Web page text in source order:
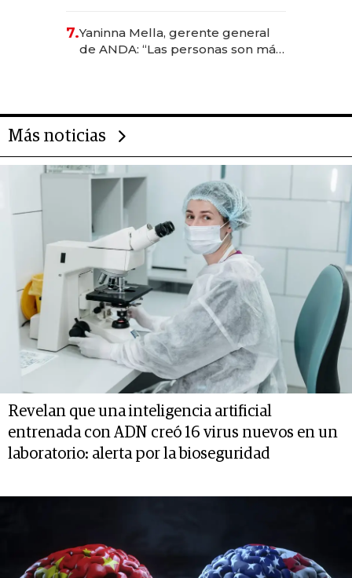
7.Yaninna Mella, gerente general
de ANDA: “Las personas son más
Más noticias
Revelan que una inteligencia artificial
entrenada con ADN creó 16 virus nuevos en un
laboratorio: alerta por la bioseguridad